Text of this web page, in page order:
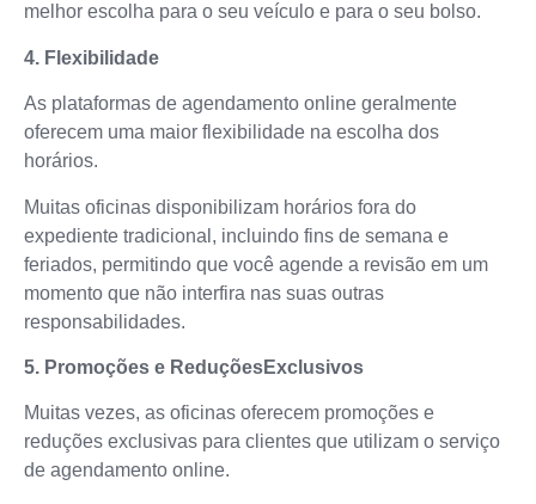
melhor escolha para o seu veículo e para o seu bolso.
4. Flexibilidade
As plataformas de agendamento online geralmente
oferecem uma maior flexibilidade na escolha dos
horários.
Muitas oficinas disponibilizam horários fora do
expediente tradicional, incluindo fins de semana e
feriados, permitindo que você agende a revisão em um
momento que não interfira nas suas outras
responsabilidades.
5. Promoções e ReduçõesExclusivos
Muitas vezes, as oficinas oferecem promoções e
reduções exclusivas para clientes que utilizam o serviço
de agendamento online.